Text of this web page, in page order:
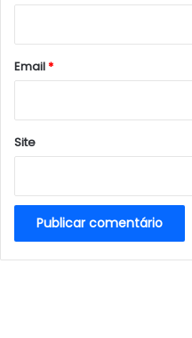
*
Email*
Site